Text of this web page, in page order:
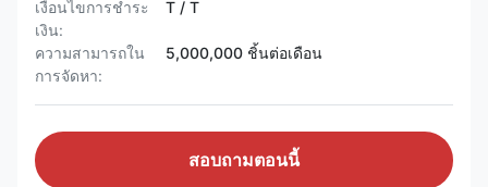
เงื่อนไขการชำระ
เงิน:
T / T
ความสามารถใน
การจัดหา:
5,000,000 ชิ้นต่อเดือน
สอบถามตอนนี้